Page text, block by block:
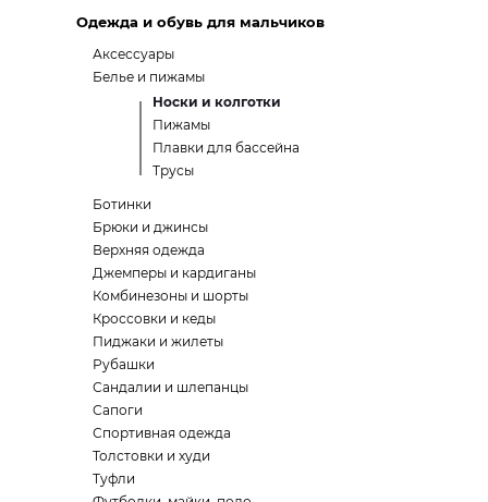
Одежда и обувь для мальчиков
Аксессуары
Белье и пижамы
Носки и колготки
Пижамы
Плавки для бассейна
Трусы
Ботинки
Брюки и джинсы
Верхняя одежда
Джемперы и кардиганы
Комбинезоны и шорты
Кроссовки и кеды
Пиджаки и жилеты
Рубашки
Сандалии и шлепанцы
Сапоги
Спортивная одежда
Толстовки и худи
Туфли